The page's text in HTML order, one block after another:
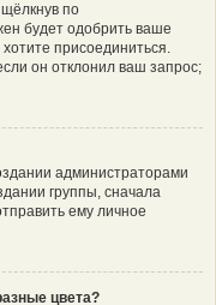
по
будет одобрить ваше
присоединиться.
он отклонил ваш запрос;
администраторами
группы, сначала
ему личное
цвета?